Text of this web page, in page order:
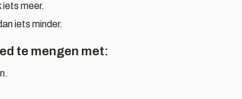
meer.
iets minder.
te mengen met: